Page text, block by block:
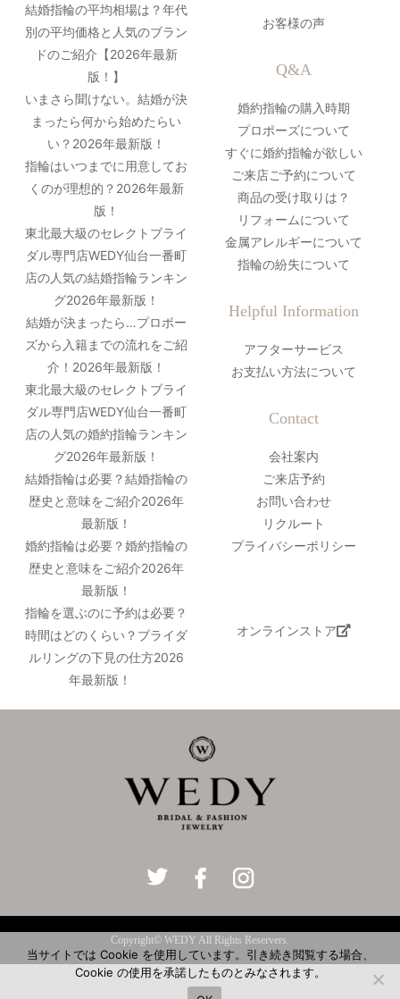
結婚指輪の平均相場は？年代
別の平均価格と人気のブラン
ドのご紹介【2026年最新
版！】
いまさら聞けない。結婚が決
まったら何から始めたらい
い？2026年最新版！
指輪はいつまでに用意してお
くのが理想的？2026年最新
版！
東北最大級のセレクトブライ
ダル専門店WEDY仙台一番町
店の人気の結婚指輪ランキン
グ2026年最新版！
結婚が決まったら…プロポー
ズから入籍までの流れをご紹
介！2026年最新版！
東北最大級のセレクトブライ
ダル専門店WEDY仙台一番町
店の人気の婚約指輪ランキン
グ2026年最新版！
結婚指輪は必要？結婚指輪の
歴史と意味をご紹介2026年
最新版！
婚約指輪は必要？婚約指輪の
歴史と意味をご紹介2026年
最新版！
指輪を選ぶのに予約は必要？
時間はどのくらい？ブライダ
ルリングの下見の仕方2026
年最新版！
お客様の声
Q&A
婚約指輪の購入時期
プロポーズについて
すぐに婚約指輪が欲しい
ご来店ご予約について
商品の受け取りは？
リフォームについて
金属アレルギーについて
指輪の紛失について
Helpful Information
アフターサービス
お支払い方法について
Contact
会社案内
ご来店予約
お問い合わせ
リクルート
プライバシーポリシー
オンラインストア
Copyright© WEDY All Rights Reservers.
当サイトでは Cookie を使用しています。引き続き閲覧する場合、
Cookie の使用を承諾したものとみなされます。